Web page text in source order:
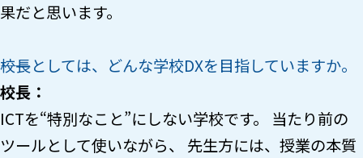
果だと思います。
――校長としては、どんな学校DXを目指していますか。
校長：
ICTを“特別なこと”にしない学校です。 当たり前の
ツールとして使いながら、 先生方には、授業の本質――